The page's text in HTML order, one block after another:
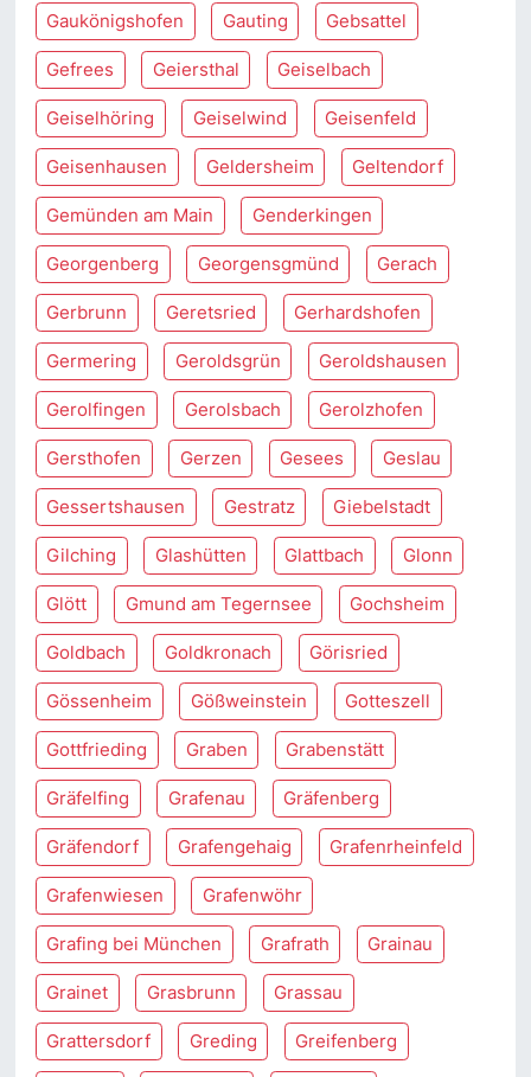
Gaukönigshofen Gauting Gebsattel
Gefrees Geiersthal Geiselbach
Geiselhöring Geiselwind Geisenfeld
Geisenhausen Geldersheim Geltendorf
Gemünden am Main Genderkingen
Georgenberg Georgensgmünd Gerach
Gerbrunn Geretsried Gerhardshofen
Germering Geroldsgrün Geroldshausen
Gerolfingen Gerolsbach Gerolzhofen
Gersthofen Gerzen Gesees Geslau
Gessertshausen Gestratz Giebelstadt
Gilching Glashütten Glattbach Glonn
Glött Gmund am Tegernsee Gochsheim
Goldbach Goldkronach Görisried
Gössenheim Gößweinstein Gotteszell
Gottfrieding Graben Grabenstätt
Gräfelfing Grafenau Gräfenberg
Gräfendorf Grafengehaig Grafenrheinfeld
Grafenwiesen Grafenwöhr
Grafing bei München Grafrath Grainau
Grainet Grasbrunn Grassau
Grattersdorf Greding Greifenberg